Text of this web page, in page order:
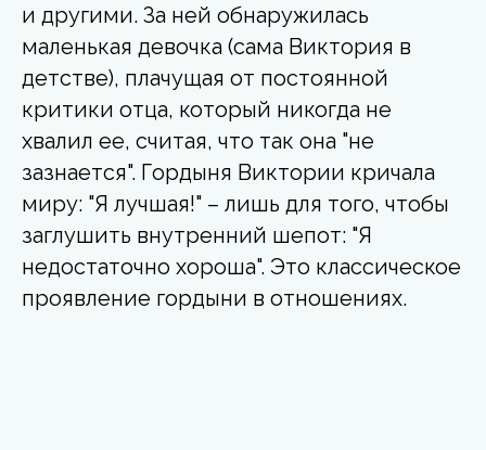
и другими. За ней обнаружилась
маленькая девочка (сама Виктория в
детстве), плачущая от постоянной
критики отца, который никогда не
хвалил ее, считая, что так она "не
зазнается". Гордыня Виктории кричала
миру: "Я лучшая!" – лишь для того, чтобы
заглушить внутренний шепот: "Я
недостаточно хороша". Это классическое
проявление гордыни в отношениях.